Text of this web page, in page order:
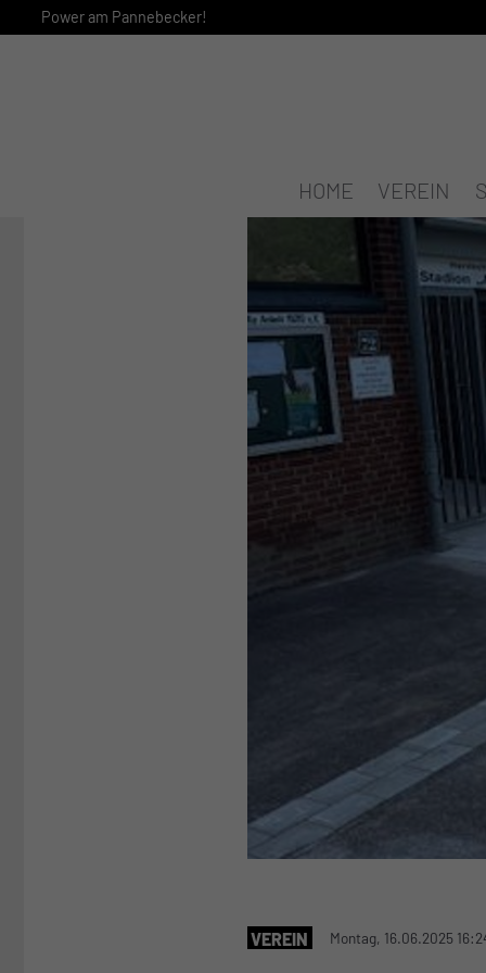
Power am Pannebecker!
HOME VEREIN
VEREIN Montag, 16.06.2025